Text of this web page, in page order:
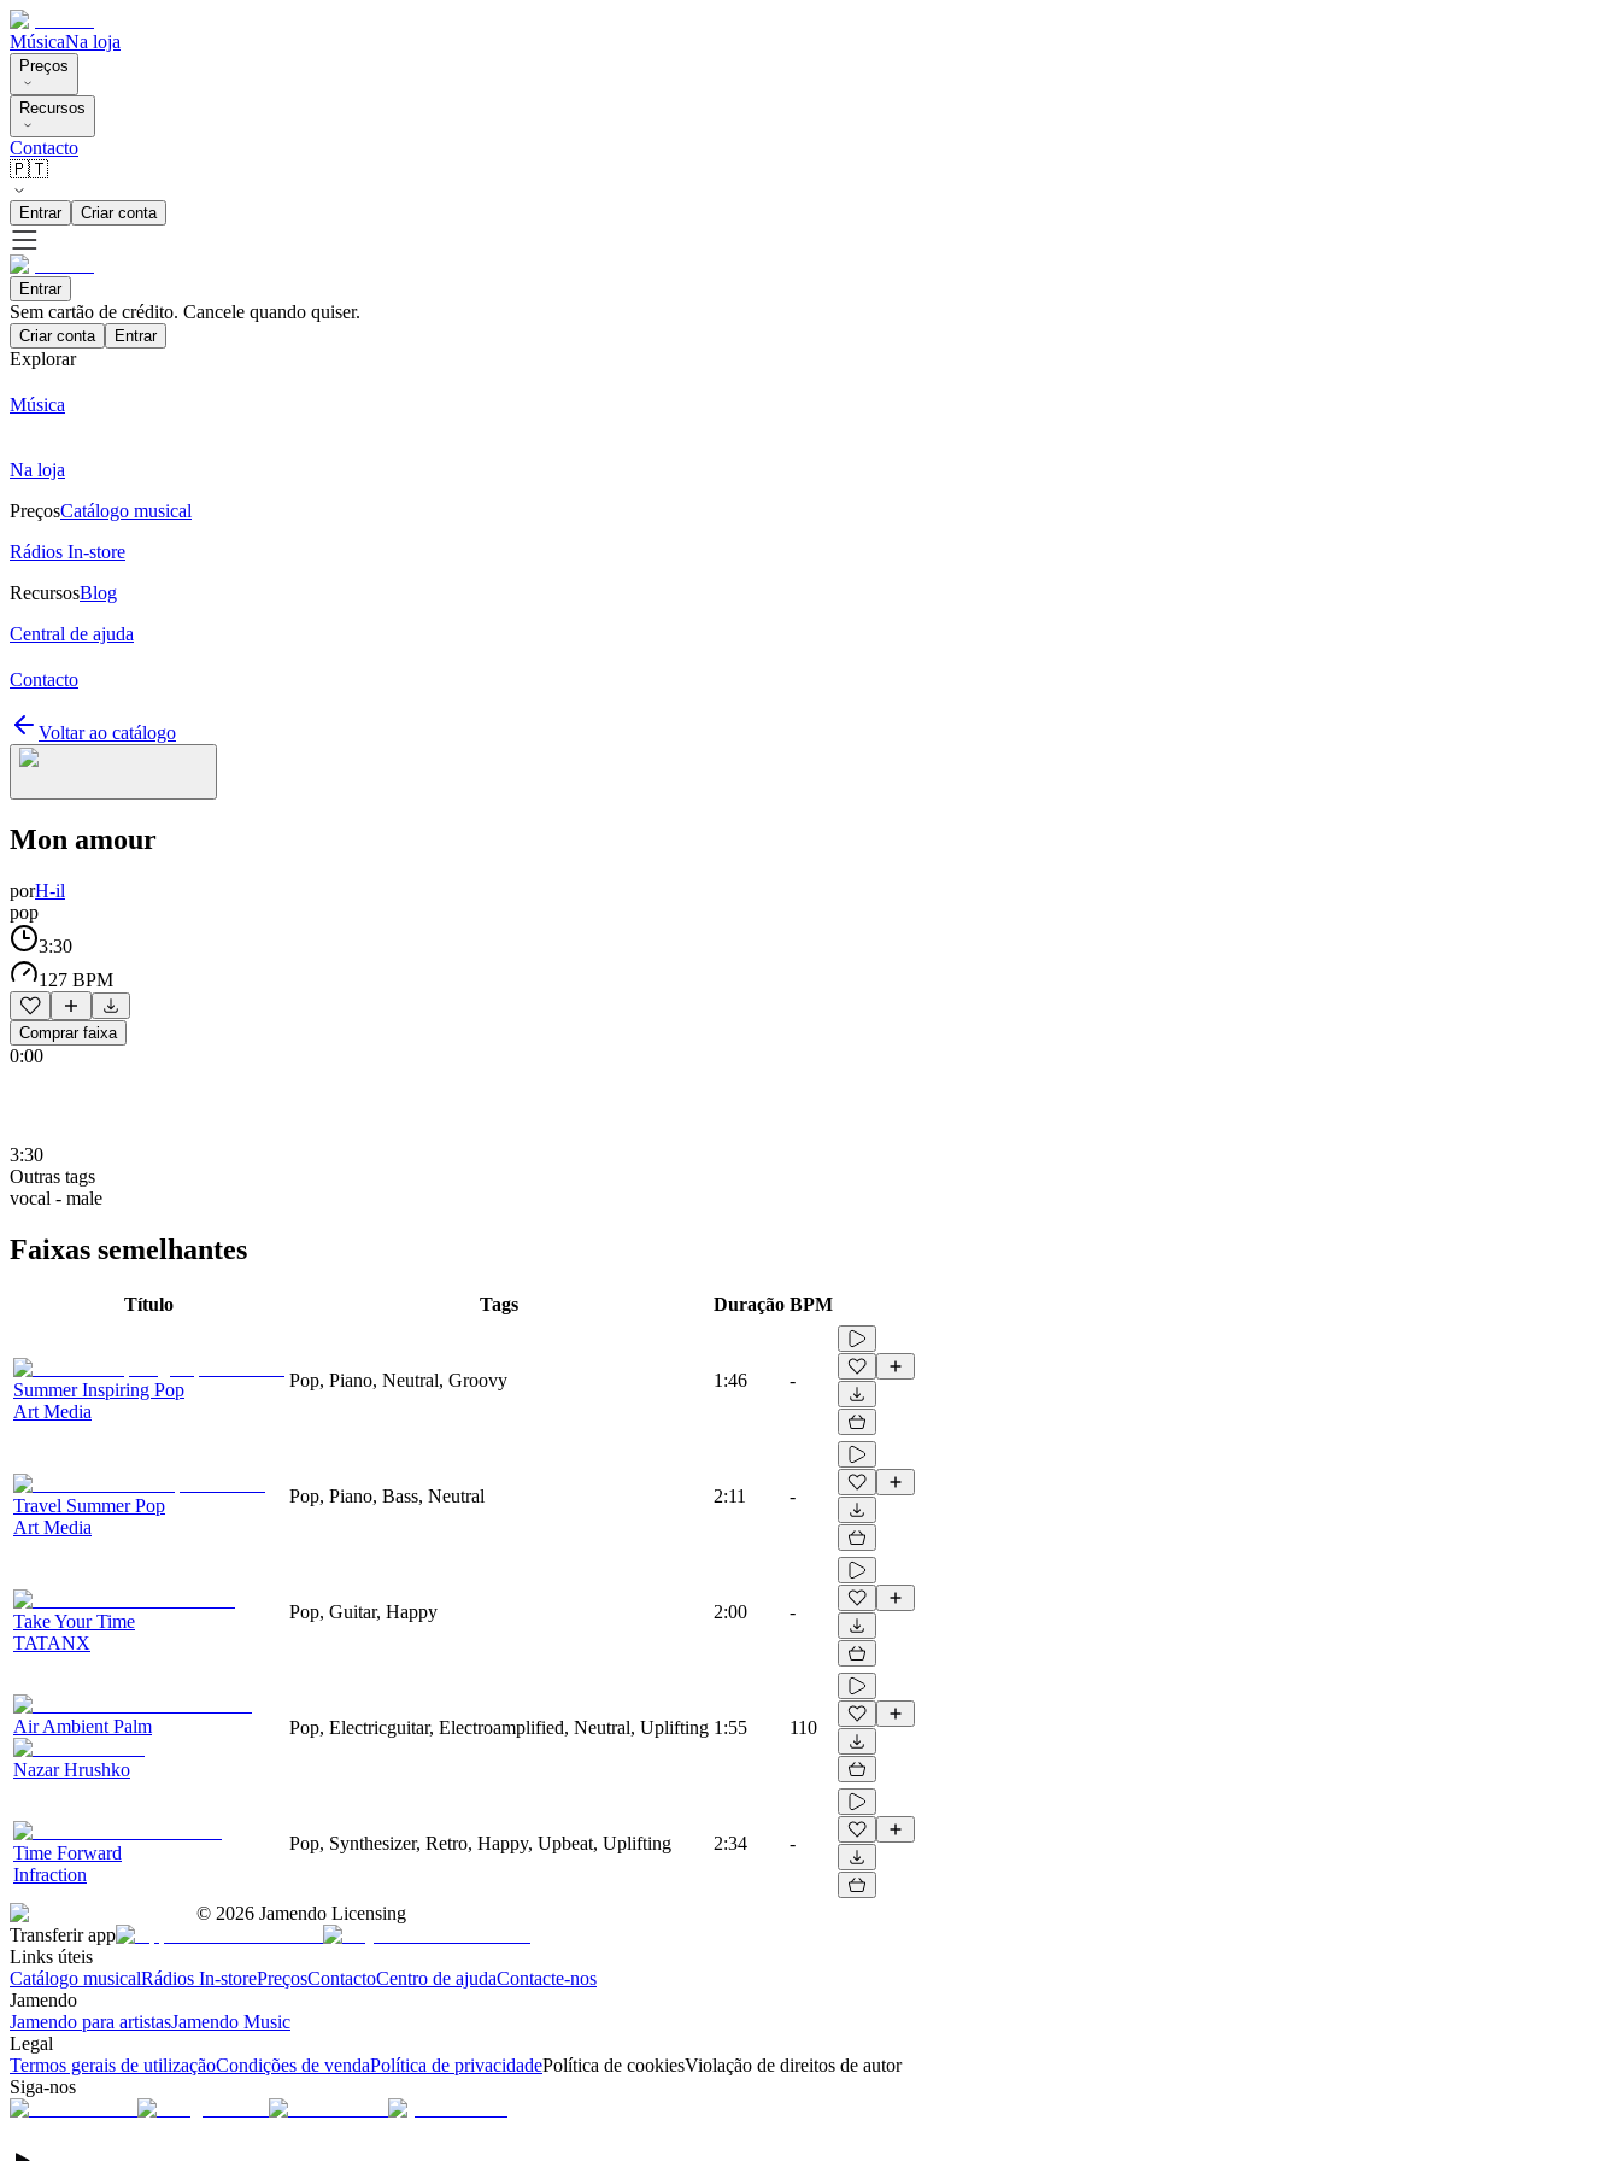
MúsicaNa loja
Preços
Recursos
Contacto
🇵🇹
Entrar Criar conta
Entrar
Sem cartão de crédito. Cancele quando quiser.
Criar conta Entrar
Explorar
Música
Na loja
PreçosCatálogo musical
Rádios In-store
RecursosBlog
Central de ajuda
Contacto
Voltar ao catálogo
Mon amour
porH-il
pop
3:30
127 BPM
Comprar faixa
0:00
3:30
Outras tags
vocal - male
Faixas semelhantes
Título Tags Duração BPM
Summer Inspiring Pop
Art Media
Pop, Piano, Neutral, Groovy 1:46 -
Travel Summer Pop
Art Media
Pop, Piano, Bass, Neutral 2:11 -
Take Your Time
TATANX
Pop, Guitar, Happy 2:00 -
Air Ambient Palm
Nazar Hrushko
Pop, Electricguitar, Electroamplified, Neutral, Uplifting 1:55 110
Time Forward
Infraction
Pop, Synthesizer, Retro, Happy, Upbeat, Uplifting 2:34 -
© 2026 Jamendo Licensing
Transferir app
Links úteis
Catálogo musicalRádios In-storePreçosContactoCentro de ajudaContacte-nos
Jamendo
Jamendo para artistasJamendo Music
Legal
Termos gerais de utilizaçãoCondições de vendaPolítica de privacidadePolítica de cookiesViolação de direitos de autor
Siga-nos